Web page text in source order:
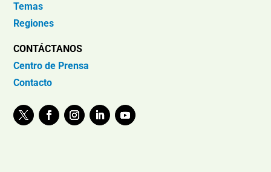
Temas
Regiones
CONTÁCTANOS
Centro de Prensa
Contacto